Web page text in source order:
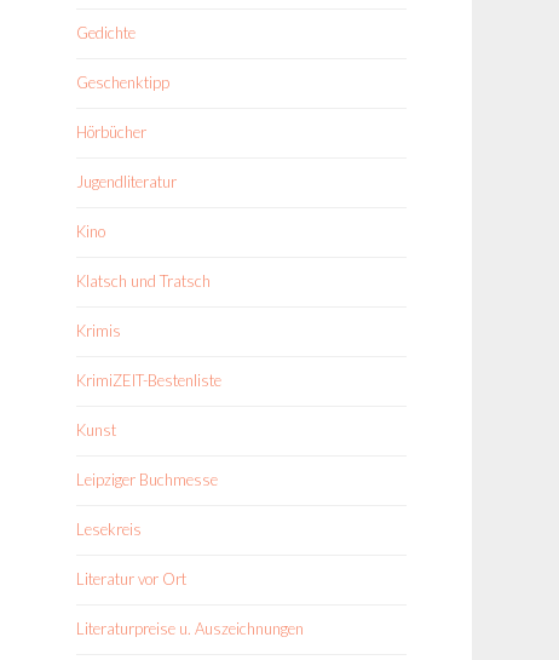
Gedichte
Geschenktipp
Hörbücher
Jugendliteratur
Kino
Klatsch und Tratsch
Krimis
KrimiZEIT-Bestenliste
Kunst
Leipziger Buchmesse
Lesekreis
Literatur vor Ort
Literaturpreise u. Auszeichnungen